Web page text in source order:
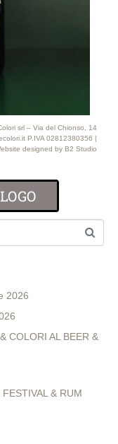
srl – Via del Chionso, 14
P.IVA 02812380356 |
designed by B2 Studio
2026
COLORI AL BEER &
& RUM